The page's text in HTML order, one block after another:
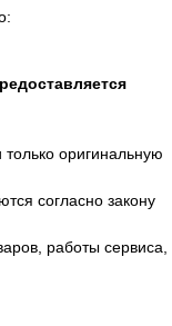
оригинальную
согласно закону
работы сервиса,